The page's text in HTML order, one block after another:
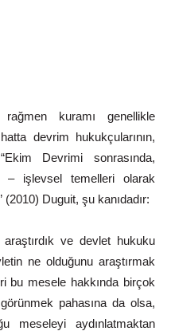
kuramı genellikle
devrim hukukçularının,
Devrimi sonrasında,
– işlevsel temelleri
olarak
(2010) Duguit, şu kanıdadır:
ve devlet hukuku
ne olduğunu araştırmak
bu mesele hakkında birçok
görünmek pahasına da olsa,
meseleyi
aydınlatmaktan